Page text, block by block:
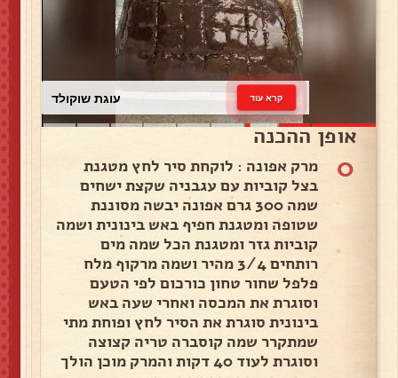
עוגת שוקולד קרא עוד
אופן ההכנה
0
מרק אפונה : לוקחת סיר לחץ מטגנת
בצל קוביות עם עגבניה שקצת ישחים
שמה 300 גרם אפונה יבשה מסוננת
שטופה ומטגנת חפיף באש בינונית ושמה
קוביות גזר ומטגנת הכל שמה מים
רותחים 3/4 מהיר ושמה מרקוף מלח
פלפל שחור טחון כורכום לפי הטעם
וסוגרת את המכסה ואחרי שעה באש
בינונית סוגרת את הסיר לחץ ופוחת מתי
שמתקרר שמה קוסברה טריה קצוצה
וסוגרת לעוד 40 דקות והמרק מוכן הולך